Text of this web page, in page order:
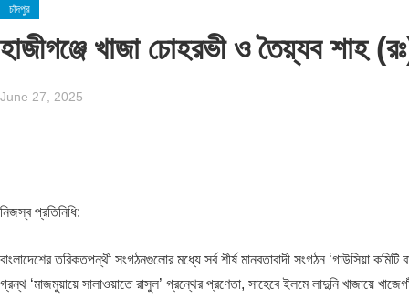
চাঁদপুর
হাজীগঞ্জে খাজা চোহরভী ও তৈয়্যব শাহ
June 27, 2025
নিজস্ব প্রতিনিধি:
বাংলাদেশের তরিকতপন্থী সংগঠনগুলোর মধ্যে সর্ব শীর্ষ মানবতাবাদী সংগঠন ‘গাউসিয়া
গ্রন্থ ‘মাজমুয়ায়ে সালাওয়াতে রাসুল’ গ্রন্থের প্রণেতা, সাহেবে ইলমে লাদুনি খাজায়ে